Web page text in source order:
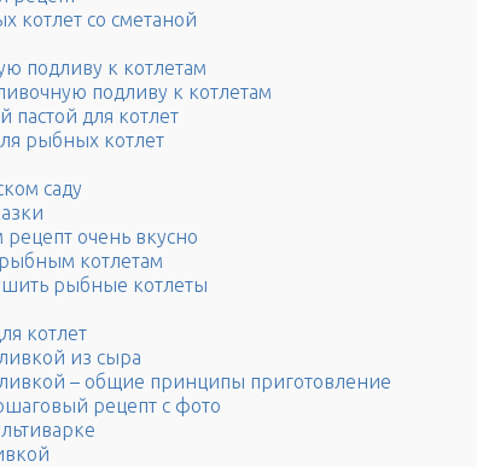
котлет со сметаной
подливу к котлетам
подливу к котлетам
пастой для котлет
рыбных котлет
саду
очень вкусно
котлетам
рыбные котлеты
котлет
из сыра
– общие принципы приготовление
рецепт с фото